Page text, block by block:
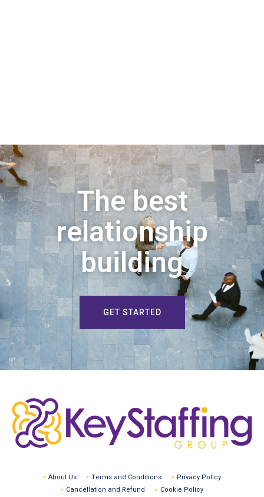
The best
relationship
building
GET STARTED
About Us Terms and Conditions
Privacy Policy
Cancellation and Refund
Cookie Policy